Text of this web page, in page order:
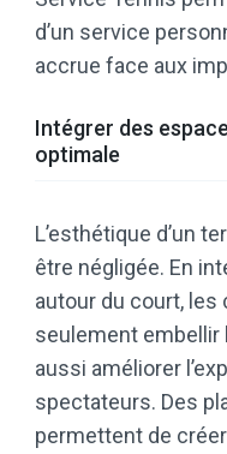
d’un service
accrue face aux
Intégrer des
optimale
L’esthétique d’un
être négligée. En
autour du court, les
seulement embellir
aussi améliorer
spectateurs. Des
permettent de